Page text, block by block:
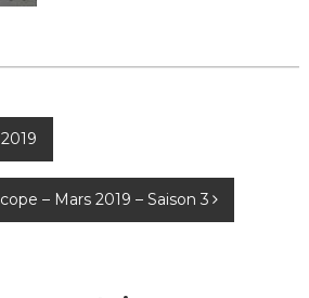
– Mars 2019 – Saison 3